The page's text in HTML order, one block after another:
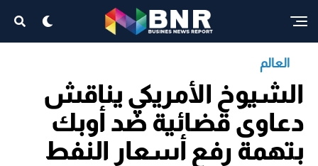
العالم
الشيوخ الأمريكي يناقش
دعاوى قضائية ضد أوبك
بتهمة رفع أسعار النفط